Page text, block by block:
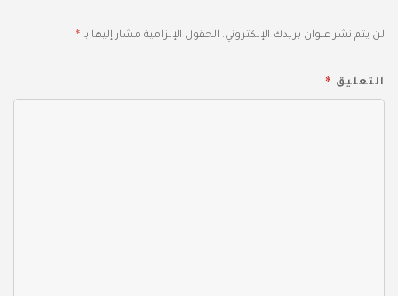
لن يتم نشر عنوان بريدك الإلكتروني. الحقول الإلزامية مشار إليها بـ *
التعليق *